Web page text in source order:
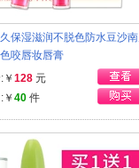
保湿滋润不脱色防水豆沙
咬唇妆唇膏
128 元
40 件